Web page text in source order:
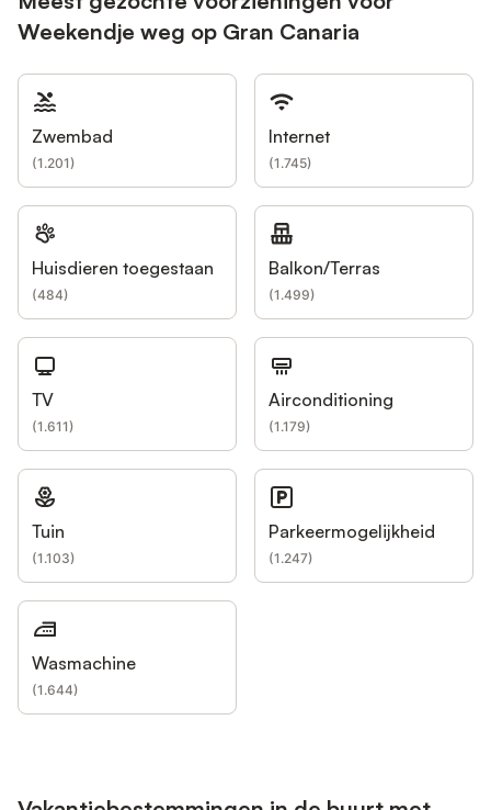
Weekendje weg op Gran Canaria
Zwembad
(1.201)
Internet
(1.745)
Huisdieren toegestaan
(484)
Balkon/Terras
(1.499)
TV
(1.611)
Airconditioning
(1.179)
Tuin
(1.103)
Parkeermogelijkheid
(1.247)
Wasmachine
(1.644)